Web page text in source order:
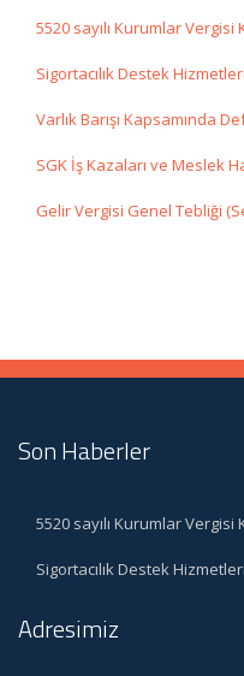
5520 sayılı Kurumlar
Sigortacılık Destek
Varlık Barışı Kapsamında
SGK İş Kazaları ve Meslek
Gelir Vergisi Genel Tebliği
Son Haberler
5520 sayılı Kurumlar
Sigortacılık Destek
Adresimiz